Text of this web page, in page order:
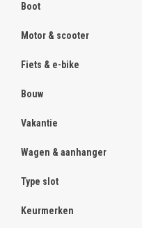
Boot
Motor & scooter
Fiets & e-bike
Bouw
Vakantie
Wagen & aanhanger
Type slot
Keurmerken